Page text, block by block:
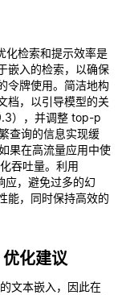
化检索和提示效率是
嵌入的检索，以确保
令牌使用。简洁地构
档，以引导模型的关
），并调整 top-p
查询的信息实现缓
果在高流量应用中使
吞吐量。利用
应，避免过多的幻
能，同时保持高效的
化建议
文本嵌入，因此在